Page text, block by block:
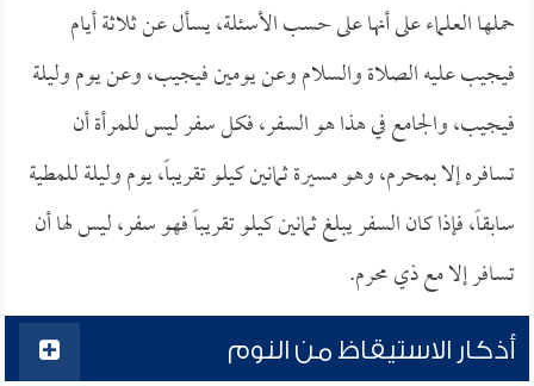
حملها العلماء على أنها على حسب الأسئلة، يسأل عن ثلاثة أيام
فيجيب عليه الصلاة والسلام وعن يومين فيجيب، وعن يوم وليلة
فيجيب، والجامع في هذا هو السفر، فكل سفر ليس للمرأة أن
تسافره إلا بمحرم، وهو مسيرة ثمانين كيلو تقريباً، يوم وليلة للمطية
سابقاً، فإذا كان السفر يبلغ ثمانين كيلو تقريباً فهو سفر، ليس لها أن
تسافر إلا مع ذي محرم.
أذكار الاستيقاظ من النوم